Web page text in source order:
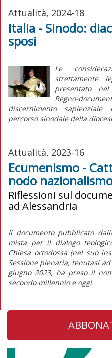
Attualità, 2024-18
Italia - Sinodo:
sposi
Le
strettamente
presentato
Regno-
discernimento
percorso sinodale della
Attualità, 2023-16
Ecumenismo -
nodo
Riflessioni sul
ad Alessandria
Il documento pubblicato
mista per il dialogo
Chiesa ortodossa (nel suo
Sessione plenaria, tenutasi
giugno 2023, ha preso il
secondo millennio e oggi.